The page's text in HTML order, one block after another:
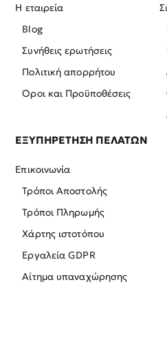
Η εταιρεία
Blog
Συνήθεις ερωτήσεις
Πολιτική απορρήτου
Όροι και Προϋποθέσεις
ΕΞΥΠΗΡΕΤΗΣΗ ΠΕΛΑΤΩΝ
Επικοινωνία
Τρόποι Αποστολής
Τρόποι Πληρωμής
Χάρτης ιστοτόπου
Εργαλεία GDPR
Αίτημα υπαναχώρησης